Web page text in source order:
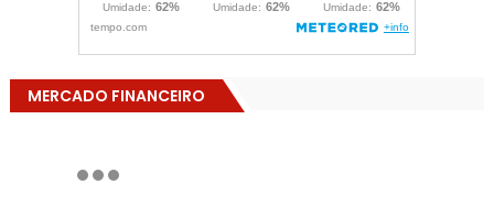
MERCADO FINANCEIRO